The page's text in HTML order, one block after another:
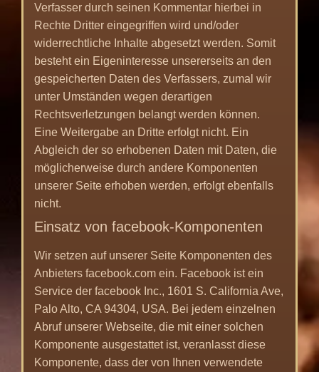
Verfasser durch seinen Kommentar hierbei in
Rechte Dritter eingegriffen wird und/oder
widerrechtliche Inhalte abgesetzt werden. Somit
besteht ein Eigeninteresse unsererseits an den
gespeicherten Daten des Verfassers, zumal wir
unter Umständen wegen derartigen
Rechtsverletzungen belangt werden können.
Eine Weitergabe an Dritte erfolgt nicht. Ein
Abgleich der so erhobenen Daten mit Daten, die
möglicherweise durch andere Komponenten
unserer Seite erhoben werden, erfolgt ebenfalls
nicht.
Einsatz von facebook-Komponenten
Wir setzen auf unserer Seite Komponenten des
Anbieters facebook.com ein. Facebook ist ein
Service der facebook Inc., 1601 S. California Ave,
Palo Alto, CA 94304, USA. Bei jedem einzelnen
Abruf unserer Webseite, die mit einer solchen
Komponente ausgestattet ist, veranlasst diese
Komponente, dass der von Ihnen verwendete